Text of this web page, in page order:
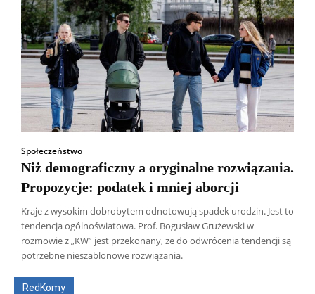
Społeczeństwo
Niż demograficzny a oryginalne rozwiązania.
Propozycje: podatek i mniej aborcji
Kraje z wysokim dobrobytem odnotowują spadek urodzin. Jest to
tendencja ogólnoświatowa. Prof. Bogusław Grużewski w
rozmowie z „KW” jest przekonany, że do odwrócenia tendencji są
potrzebne nieszablonowe rozwiązania.
RedKomy
Wszyscy Aleksander Borowik
Antoni Radczenko
Artur Płokszto
Grzegorz Górny
ks. Jarosław Wąsowicz SDB